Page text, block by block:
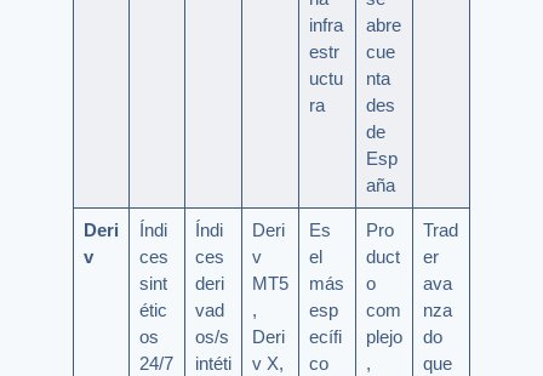
infra
estr
uctu
ra
abre
cue
nta
des
de
Esp
aña
Deri
v
Índi
ces
sint
étic
os
24/7
Índi
ces
deri
vad
os/s
intéti
Deri
v
MT5
,
Deri
v X,
Es
el
más
esp
ecífi
co
Pro
duct
o
com
plejo
,
Trad
er
ava
nza
do
que